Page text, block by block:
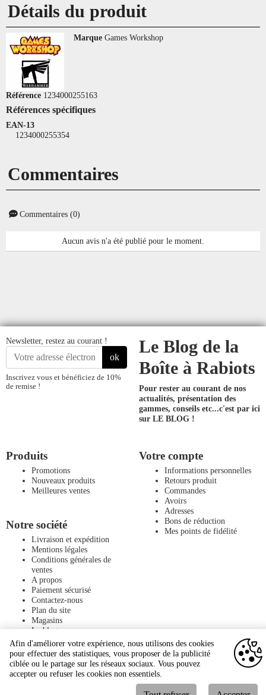
Détails du produit
Marque Games Workshop
Référence 1234000255163
Références spécifiques
EAN-13
1234000255354
Commentaires
Commentaires (0)
Aucun avis n'a été publié pour le moment.
Newsletter, restez au courant !
ok
Inscrivez vous et bénéficiez de 10%
de remise !
Le Blog de la
Boîte à Rabiots
Pour rester au courant de nos
actualités, présentation des
gammes, conseils etc...c'est par ici
sur LE BLOG !
Produits
Promotions
Nouveaux produits
Meilleures ventes
Notre société
Livraison et expédition
Mentions légales
Conditions générales de
ventes
A propos
Paiement sécurisé
Contactez-nous
Plan du site
Magasins
Le blog
Votre compte
Informations personnelles
Retours produit
Commandes
Avoirs
Adresses
Bons de réduction
Mes points de fidélité
Afin d'améliorer votre expérience, nous utilisons des cookies
pour effectuer des statistiques, vous proposer de la publicité
ciblée ou le partage sur les réseaux sociaux. Vous pouvez
accepter ou refuser les cookies non essentiels.